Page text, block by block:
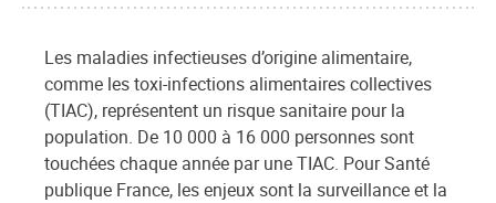
Les maladies infectieuses d’origine alimentaire,
comme les toxi-infections alimentaires collectives
(TIAC), représentent un risque sanitaire pour la
population. De 10 000 à 16 000 personnes sont
touchées chaque année par une TIAC. Pour Santé
publique France, les enjeux sont la surveillance et la